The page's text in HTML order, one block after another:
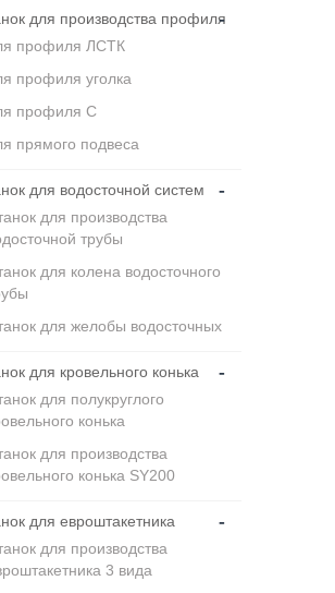
для производства профиля
-
профиля ЛСТК
профиля уголка
профиля C
прямого подвеса
для водосточной систем -
для производства
трубы
для колена водосточного
для желобы водосточных
для кровельного конька -
для полукруглого
конька
для производствa
конька SY200
для евроштакетника -
для производства
3 вида